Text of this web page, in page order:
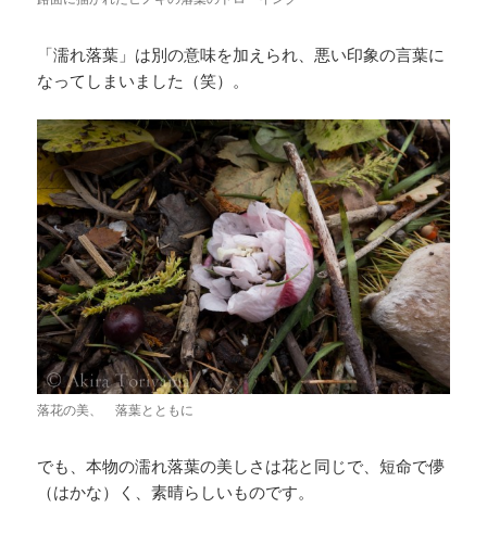
「濡れ落葉」は別の意味を加えられ、悪い印象の言葉に
なってしまいました（笑）。
落花の美、 落葉とともに
でも、本物の濡れ落葉の美しさは花と同じで、短命で儚
（はかな）く、素晴らしいものです。